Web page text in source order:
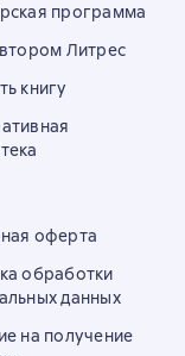
программа
Литрес
книгу
оферта
обработки
данных
на получение